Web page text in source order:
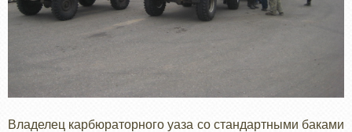
Владелец карбюраторного уаза со стандартными баками